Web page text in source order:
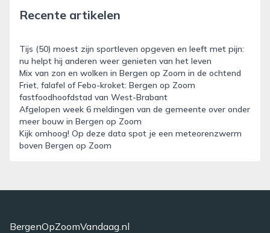
Recente artikelen
Tijs (50) moest zijn sportleven opgeven en leeft met pijn:
nu helpt hij anderen weer genieten van het leven
Mix van zon en wolken in Bergen op Zoom in de ochtend
Friet, falafel of Febo-kroket: Bergen op Zoom
fastfoodhoofdstad van West-Brabant
Afgelopen week 6 meldingen van de gemeente over onder
meer bouw in Bergen op Zoom
Kijk omhoog! Op deze data spot je een meteorenzwerm
boven Bergen op Zoom
BergenOpZoomVandaag.nl